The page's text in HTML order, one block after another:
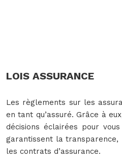
LOIS ASSURANCE
Les règlements sur les
en tant qu’assuré. Grâce à
décisions éclairées pour
garantissent la transparence,
les contrats d’assurance.